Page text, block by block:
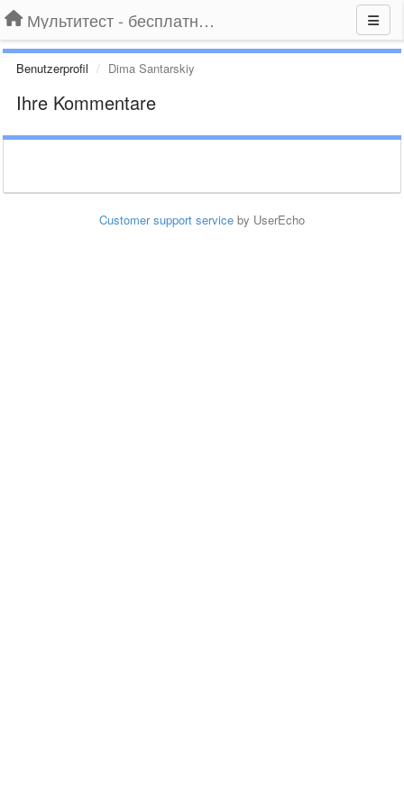
Мультитест - бесплатный подбор провайдера по адресу
Benutzerprofil Dima Santarskiy
Ihre Kommentare
Customer support service by UserEcho